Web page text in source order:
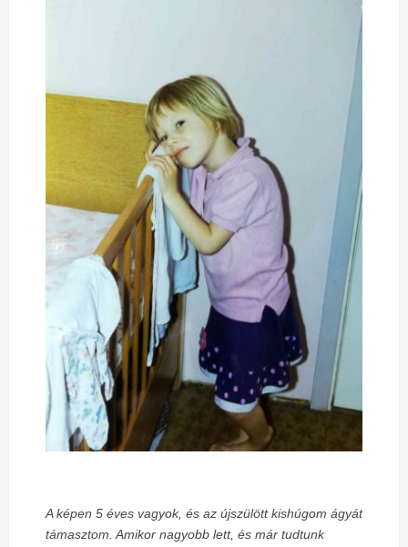
A képen 5 éves vagyok, és az újszülött kishúgom ágyát
támasztom. Amikor nagyobb lett, és már tudtunk